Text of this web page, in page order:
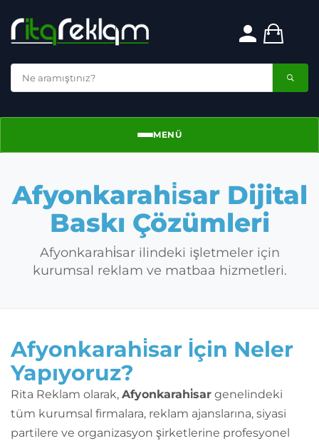
Menü
MENÜ
Afyonkarahi̇sar Dijital
Baskı Çözümleri
Afyonkarahi̇sar ilindeki işletmeler için
kurumsal reklam ve matbaa hizmetleri.
Afyonkarahi̇sar İçin Neler
Yapıyoruz?
Rita Reklam olarak, Afyonkarahi̇sar genelindeki
tüm kurumsal firmalara, reklam ajanslarına, siyasi
partilere ve organizasyon şirketlerine profesyonel